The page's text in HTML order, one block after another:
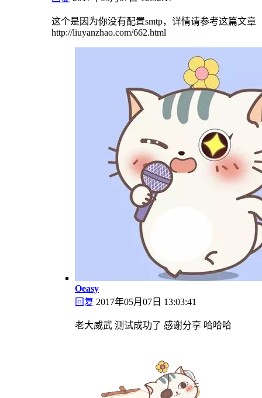
这个是因为你没有配置smtp，详情请参考这篇文章
http://liuyanzhao.com/662.html
Oeasy
回复 2017年05月07日 13:03:41
老大威武 测试成功了 感谢分享 哈哈哈